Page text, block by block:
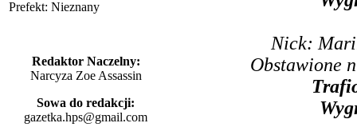
Prefekt: Nieznany
Redaktor Naczelny:
Narcyza Zoe Assassin
Sowa do redakcji:
gazetka.hps@gmail.com
Nick:
Obstawione